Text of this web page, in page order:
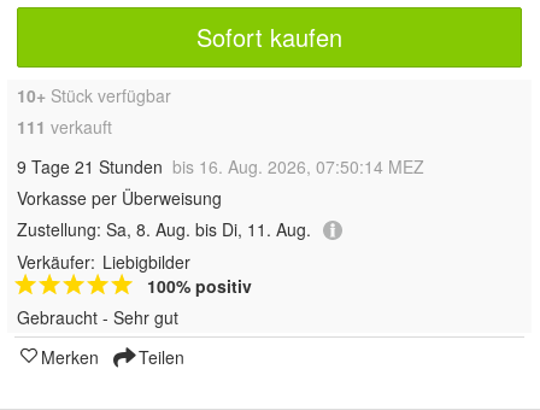
Sofort kaufen
10+ Stück verfügbar
111 verkauft
9 Tage 21 Stunden bis 16. Aug. 2026, 07:50:14 MEZ
Vorkasse per Überweisung
Zustellung: Sa, 8. Aug. bis Di, 11. Aug.
Verkäufer: Liebigbilder
100% positiv
Gebraucht - Sehr gut
Merken
Teilen